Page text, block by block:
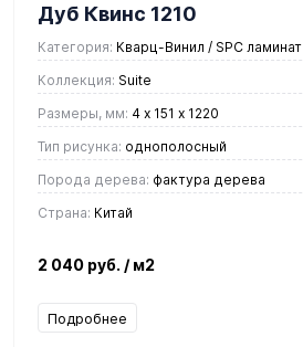
Дуб Квинс 1210
Категория: Кварц-Винил / SPC ламинат
Коллекция: Suite
Размеры, мм: 4 х 151 х 1220
Тип рисунка: однополосный
Порода дерева: фактура дерева
Страна: Китай
2 040 руб. / м2
Подробнее